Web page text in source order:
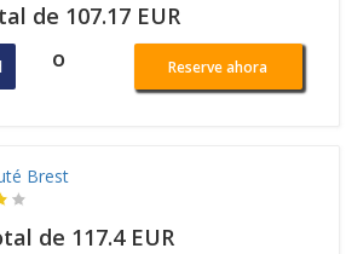
de 107.17 EUR
o Reserve ahora
Brest
de 117.4 EUR